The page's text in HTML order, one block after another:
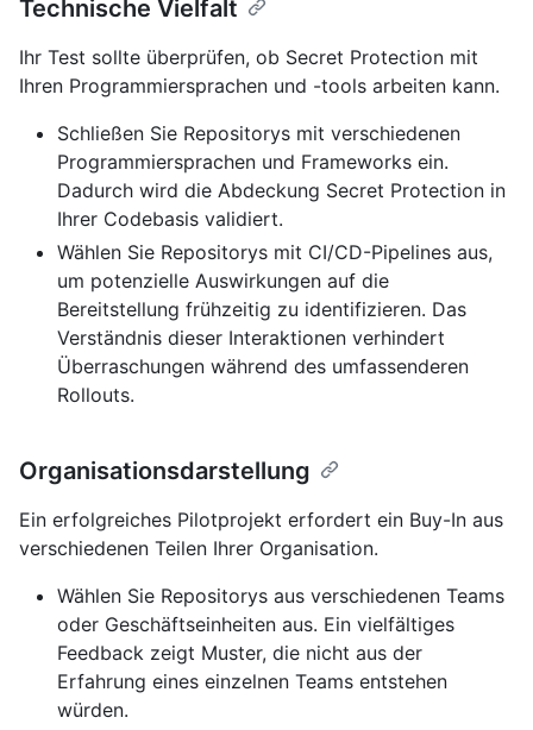
Technische Vielfalt
Ihr Test sollte überprüfen, ob Secret Protection mit
Ihren Programmiersprachen und -tools arbeiten kann.
Schließen Sie Repositorys mit verschiedenen
Programmiersprachen und Frameworks ein.
Dadurch wird die Abdeckung Secret Protection in
Ihrer Codebasis validiert.
Wählen Sie Repositorys mit CI/CD-Pipelines aus,
um potenzielle Auswirkungen auf die
Bereitstellung frühzeitig zu identifizieren. Das
Verständnis dieser Interaktionen verhindert
Überraschungen während des umfassenderen
Rollouts.
Organisationsdarstellung
Ein erfolgreiches Pilotprojekt erfordert ein Buy-In aus
verschiedenen Teilen Ihrer Organisation.
Wählen Sie Repositorys aus verschiedenen Teams
oder Geschäftseinheiten aus. Ein vielfältiges
Feedback zeigt Muster, die nicht aus der
Erfahrung eines einzelnen Teams entstehen
würden.